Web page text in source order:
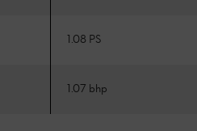
1.08 PS
1.07 bhp